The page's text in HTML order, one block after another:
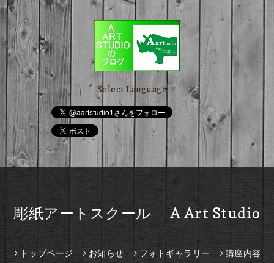
Select Language ▼
彫紙アートスクール A Art Studio
トップページ お知らせ フォトギャラリー 講座内容